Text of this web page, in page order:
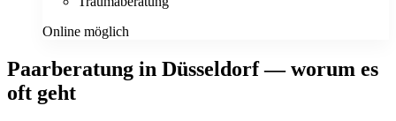
Online möglich
Paarberatung in Düsseldorf — worum es
oft geht